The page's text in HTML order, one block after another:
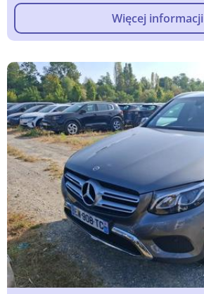
Więcej informacji